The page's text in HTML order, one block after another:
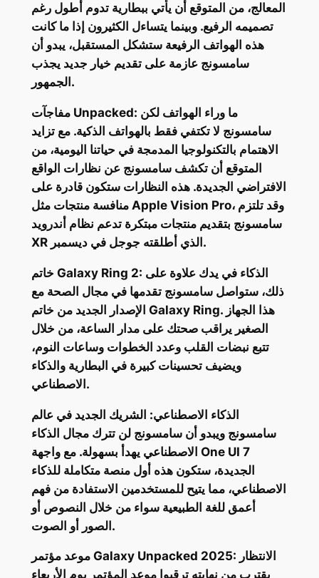
المعالج، من المتوقع أن يأتي ببطارية تدوم أطول رغم
تصميمه الرفيع. وبينما يتساءل الكثيرون إذا ما كانت
هذه الهواتف الرفيعة ستشكل المستقبل، يبدو أن
سامسونج عازمة على تقديم خيار جديد يجذب
الجمهور.
مفاجآت Unpacked: ما وراء الهواتف لكن
سامسونج لا تكتفي فقط بالهواتف الذكية. مع تزايد
الاهتمام بالتكنولوجيا المدمجة في حياتنا اليومية، من
المتوقع أن تكشف سامسونج عن نظارات الواقع
الافتراضي الجديدة. هذه النظارات ستكون قادرة على
منافسة منتجات مثل Apple Vision Pro، وقد تلتزم
سامسونج بتقديم منتجات مبتكرة تدعم نظام أندرويد
XR الذي أطلقته جوجل في ديسمبر.
خاتم Galaxy Ring 2: الذكاء في يدك علاوة على
ذلك، ستواصل سامسونج تقدمها في مجال الصحة مع
الإصدار الجديد من خاتم Galaxy Ring. هذا الجهاز
الصغير يراقب صحتك على مدار الساعة، من خلال
تتبع نبضات القلب وعدد الخطوات وساعات النوم،
ويضيف تحسينات كبيرة في البطارية والذكاء
الاصطناعي.
الذكاء الاصطناعي: الشريك الجديد في عالم
سامسونج ويبدو أن سامسونج لن تترك مجال الذكاء
الاصطناعي يهدأ بسهولة. مع واجهة One UI 7
الجديدة، ستكون هذه أول منصة متكاملة للذكاء
الاصطناعي، مما يتيح للمستخدمين الاستفادة من فهم
أعمق للغة الطبيعية سواء من خلال النصوص أو
الصور أو الصوت.
موعد مؤتمر Galaxy Unpacked 2025: الانتظار
يقترب من نهايته ترقبوا موعد المؤتمر يوم الأربعاء